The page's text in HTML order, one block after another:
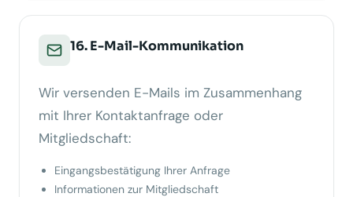
16. E-Mail-Kommunikation
Wir versenden E-Mails im Zusammenhang
mit Ihrer Kontaktanfrage oder
Mitgliedschaft:
Eingangsbestätigung Ihrer Anfrage
Informationen zur Mitgliedschaft